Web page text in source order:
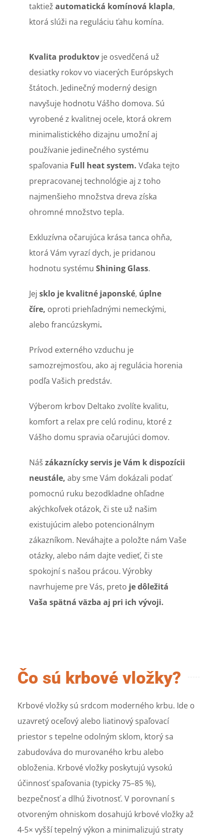
taktiež automatická komínová klapla,
ktorá slúži na reguláciu ťahu komína.
Kvalita produktov je osvedčená už
desiatky rokov vo viacerých Európskych
štátoch. Jedinečný moderný design
navyšuje hodnotu Vášho domova. Sú
vyrobené z kvalitnej ocele, ktorá okrem
minimalistického dizajnu umožní aj
používanie jedinečného systému
spaľovania Full heat system. Vďaka tejto
prepracovanej technológie aj z toho
najmenšieho množstva dreva získa
ohromné množstvo tepla.
Exkluzívna očarujúca krása tanca ohňa,
ktorá Vám vyrazí dych, je pridanou
hodnotu systému Shining Glass.
Jej sklo je kvalitné japonské, úplne
číre, oproti priehľadnými nemeckými,
alebo francúzskymi.
Prívod externého vzduchu je
samozrejmosťou, ako aj regulácia horenia
podľa Vašich predstáv.
Výberom krbov Deltako zvolíte kvalitu,
komfort a relax pre celú rodinu, ktoré z
Vášho domu spravia očarujúci domov.
Náš zákaznícky servis je Vám k dispozícii
neustále, aby sme Vám dokázali podať
pomocnú ruku bezodkladne ohľadne
akýchkoľvek otázok, či ste už našim
existujúcim alebo potencionálnym
zákazníkom. Neváhajte a položte nám Vaše
otázky, alebo nám dajte vedieť, či ste
spokojní s našou prácou. Výrobky
navrhujeme pre Vás, preto je dôležitá
Vaša spätná väzba aj pri ich vývoji.
Čo sú krbové vložky?
Krbové vložky sú srdcom moderného krbu. Ide o
uzavretý oceľový alebo liatinový spaľovací
priestor s tepelne odolným sklom, ktorý sa
zabudováva do murovaného krbu alebo
obloženia. Krbové vložky poskytujú vysokú
účinnosť spaľovania (typicky 75–85 %),
bezpečnosť a dlhú životnosť. V porovnaní s
otvoreným ohniskom dosahujú krbové vložky až
4-5× vyšší tepelný výkon a minimalizujú straty